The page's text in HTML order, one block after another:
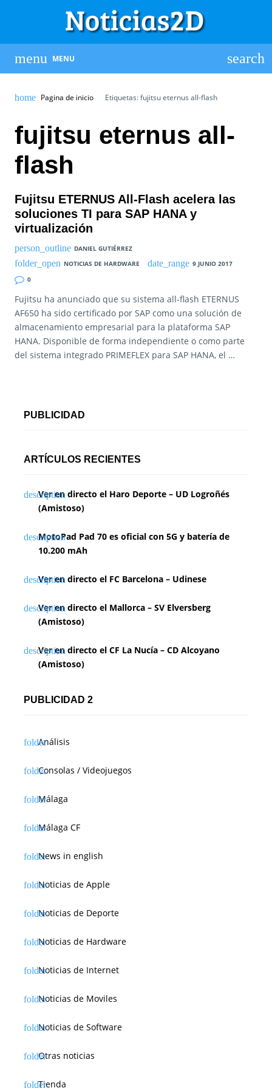
MENU
Pagina de inicio Etiquetas: fujitsu eternus all-flash
fujitsu eternus all-
flash
Fujitsu ETERNUS All-Flash acelera las
soluciones TI para SAP HANA y
virtualización
DANIEL GUTIÉRREZ
NOTICIAS DE HARDWARE
9 JUNIO 2017
0
Fujitsu ha anunciado que su sistema all-flash ETERNUS
AF650 ha sido certificado por SAP como una solución de
almacenamiento empresarial para la plataforma SAP
HANA. Disponible de forma independiente o como parte
del sistema integrado PRIMEFLEX para SAP HANA, el …
PUBLICIDAD
ARTÍCULOS RECIENTES
Ver en directo el Haro Deporte – UD Logroñés
(Amistoso)
MotoPad Pad 70 es oficial con 5G y batería de
10.200 mAh
Ver en directo el FC Barcelona – Udinese
Ver en directo el Mallorca – SV Elversberg
(Amistoso)
Ver en directo el CF La Nucía – CD Alcoyano
(Amistoso)
PUBLICIDAD 2
Análisis
Consolas / Videojuegos
Málaga
Málaga CF
News in english
Noticias de Apple
Noticias de Deporte
Noticias de Hardware
Noticias de Internet
Noticias de Moviles
Noticias de Software
Otras noticias
Tienda